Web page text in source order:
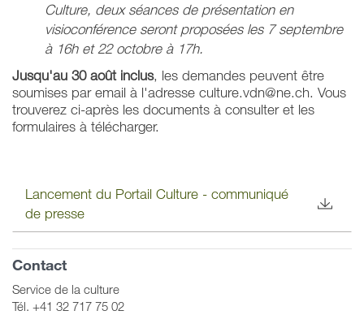
Culture, deux séances de présentation en
visioconférence seront proposées les 7 septembre
à 16h et 22 octobre à 17h.
Jusqu'au 30 août inclus, les demandes peuvent être
soumises par email à l'adresse culture.vdn@ne.ch. Vous
trouverez ci-après les documents à consulter et les
formulaires à télécharger.
Lancement du Portail Culture - communiqué
de presse
Contact
Service de la culture
Tél. +41 32 717 75 02